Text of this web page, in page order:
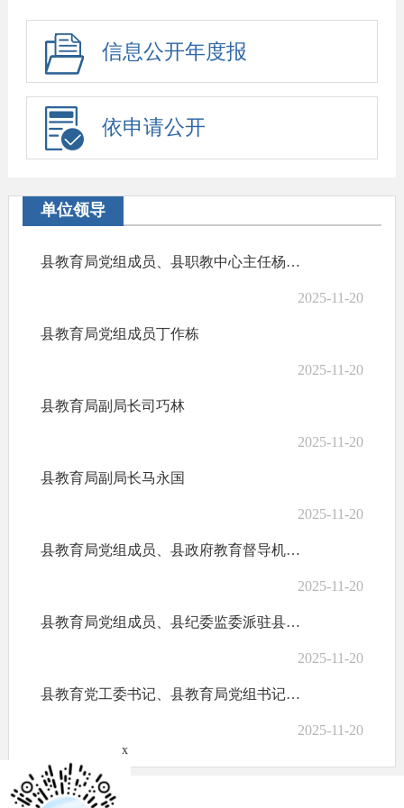
信息公开年度报
依申请公开
单位领导
县教育局党组成员、县职教中心主任杨福平
2025-11-20
县教育局党组成员丁作栋
2025-11-20
县教育局副局长司巧林
2025-11-20
县教育局副局长马永国
2025-11-20
县教育局党组成员、县政府教育督导机构专职督学马云智
2025-11-20
县教育局党组成员、县纪委监委派驻县教育局纪检监察组组长肖永青
2025-11-20
县教育党工委书记、县教育局党组书记、局长马小忠
2025-11-20
x